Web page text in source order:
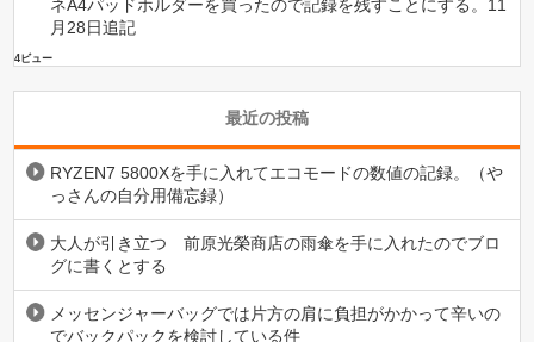
ネA4パッドホルダーを買ったので記録を残すことにする。11
月28日追記
4ビュー
最近の投稿
RYZEN7 5800Xを手に入れてエコモードの数値の記録。（や
っさんの自分用備忘録）
大人が引き立つ 前原光榮商店の雨傘を手に入れたのでブロ
グに書くとする
メッセンジャーバッグでは片方の肩に負担がかかって辛いの
でバックパックを検討している件